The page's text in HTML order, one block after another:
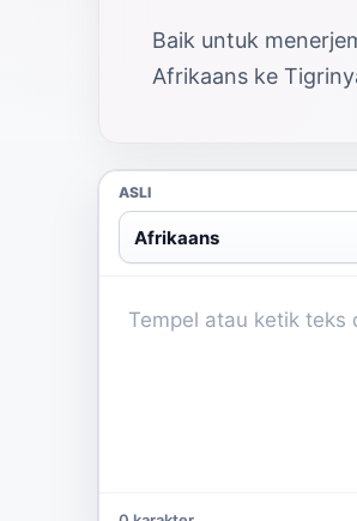
Baik untuk
Afrikaans ke
ASLI
Afrikaans